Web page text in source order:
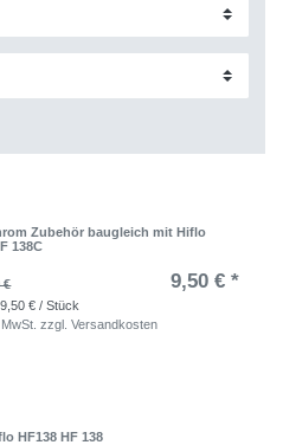
Zubehör baugleich mit Hiflo
138C
€ 9,50 € *
€ / Stück
zzgl.Versandkosten
HF138 HF 138